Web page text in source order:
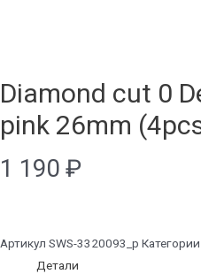
Diamond cut 0
pink 26mm
1 190 ₽
Артикул SWS-3320093_p Категории
Детали